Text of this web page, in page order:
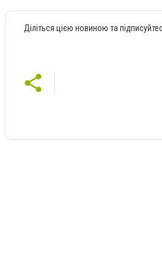
Діліться цією новиною та